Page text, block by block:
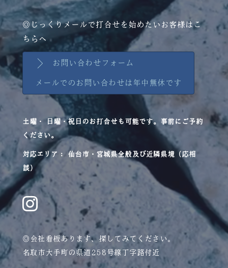
◎じっくりメールで打合せを始めたいお客様はこ
ちらへ
お問い合わせフォーム
メールでのお問い合わせは年中無休です
土曜・ 日曜・祝日のお打合せも可能です。事前にご予約
ください。
対応エリア： 仙台市・宮城県全般及び近隣県境（応相
談）
◎会社看板あります、探してみてください。
名取市大手町の県道258号線丁字路付近